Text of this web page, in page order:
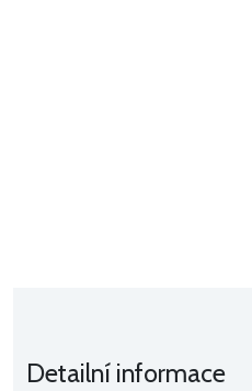
Detailní informace